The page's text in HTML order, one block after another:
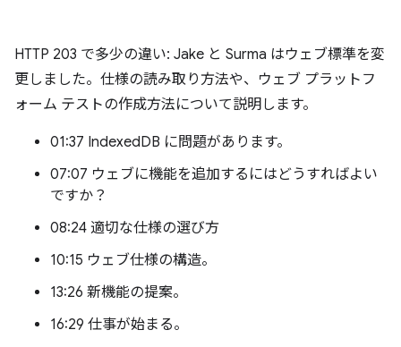
HTTP 203 で多少の違い: Jake と Surma はウェブ標準を変
更しました。仕様の読み取り方法や、ウェブ プラットフ
ォーム テストの作成方法について説明します。
01:37 IndexedDB に問題があります。
07:07 ウェブに機能を追加するにはどうすればよい
ですか？
08:24 適切な仕様の選び方
10:15 ウェブ仕様の構造。
13:26 新機能の提案。
16:29 仕事が始まる。